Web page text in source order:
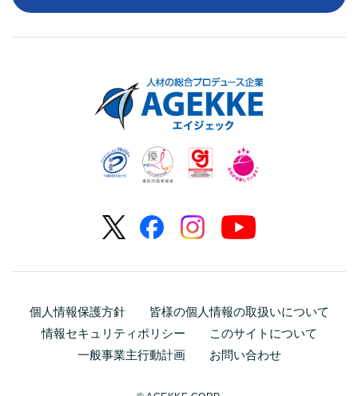
個人情報保護方針
皆様の個人情報の取扱いについて
情報セキュリティポリシー
このサイトについて
一般事業主行動計画
お問い合わせ